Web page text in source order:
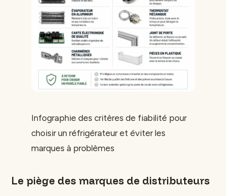
Infographie des critères de fiabilité pour
choisir un réfrigérateur et éviter les
marques à problèmes
Le piège des marques de distributeurs